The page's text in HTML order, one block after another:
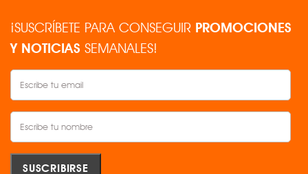
¡SUSCRÍBETE PARA CONSEGUIR PROMOCIONES
Y NOTICIAS SEMANALES!